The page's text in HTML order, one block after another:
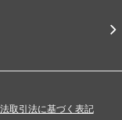
取引法に基づく表記